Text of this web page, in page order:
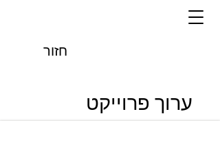
חזור
ערוך פרוייקט